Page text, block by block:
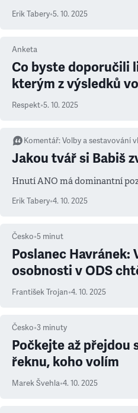
Erik Tabery•5. 10. 2025
Anketa
Co byste doporučili
kterým z výsledků
Respekt•5. 10. 2025
Komentář:Volby a sestavování
Jakou tvář si Babiš
Hnutí ANO má dominantní
Erik Tabery•4. 10. 2025
Česko•5 minut
Poslanec Havránek:
osobnosti v ODS
František Trojan•4. 10. 2025
Česko•3 minuty
Počkejte až přejdou
řeknu, koho volím
Marek Švehla•4. 10. 2025